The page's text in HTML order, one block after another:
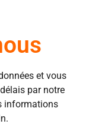
et vous
par notre
informations